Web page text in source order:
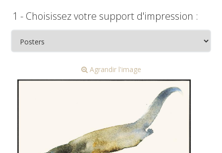
1 - Choisissez votre support d'impression :
Agrandir l'image